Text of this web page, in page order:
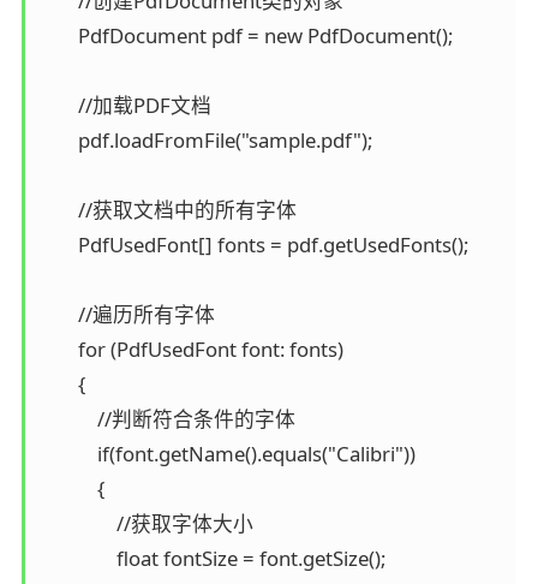
        PdfDocument pdf = new PdfDocument();
        //加载PDF文档
        pdf.loadFromFile("sample.pdf");
        //获取文档中的所有字体
        PdfUsedFont[] fonts = pdf.getUsedFonts();
        //遍历所有字体
        for (PdfUsedFont font: fonts)
        {
            //判断符合条件的字体
            if(font.getName().equals("Calibri"))
            {
                //获取字体大小
                float fontSize = font.getSize();